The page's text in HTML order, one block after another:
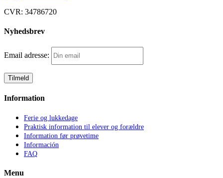
CVR: 34786720
Nyhedsbrev
Email adresse:
Information
Ferie og lukkedage
Praktisk information til elever og forældre
Information før prøvetime
Información
FAQ
Menu